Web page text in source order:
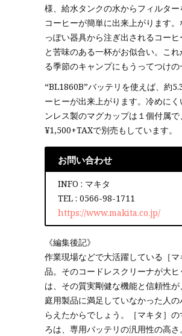
様、給水タンクの水からフィルター
コーヒーが簡単に出来上がります。
っぽい器具から注ぎ出されるコー
と苦味のある一杯がお似合い。こ
る季節のキャンプにもうってつけの
“BL1860B”バッテリを使えば、約
ーヒーが出来上がります。冷めに
ンレス製のマグカップは１個付属で、
¥1,500+TAXで別売もしています。
お問い合わせ
INFO : マキタ
TEL : 0566-98-1711
https://www.makita.co.jp/
《編集後記》
作業現場などで大活躍している［マ
品。そのコードレスクリーナが大
は、その質実剛健な機能と信頼性
庭用製品に満足していなかった人
らえたからでしょう。［マキタ］の
ろは、専用バッテリの汎用性の高さ